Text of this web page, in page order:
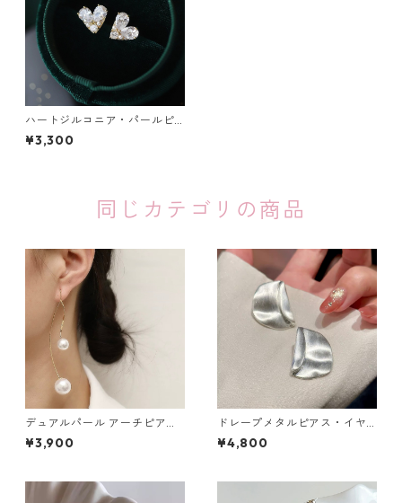
ハートジルコニア・パールピ
アス：390
¥3,300
同じカテゴリの商品
デュアルパール アーチピアス
（シルバー・ゴールド）：679
¥3,900
ドレープメタルピアス・イヤ
リング（ゴールド・シルバ
ー）：673
¥4,800